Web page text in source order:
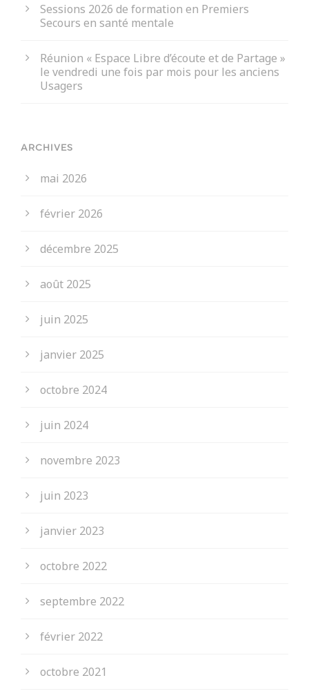
Sessions 2026 de formation en Premiers
Secours en santé mentale
Réunion « Espace Libre d’écoute et de Partage »
le vendredi une fois par mois pour les anciens
Usagers
ARCHIVES
mai 2026
février 2026
décembre 2025
août 2025
juin 2025
janvier 2025
octobre 2024
juin 2024
novembre 2023
juin 2023
janvier 2023
octobre 2022
septembre 2022
février 2022
octobre 2021